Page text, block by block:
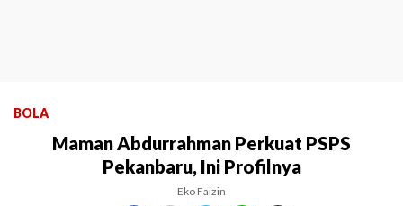
BOLA
Maman Abdurrahman Perkuat PSPS
Pekanbaru, Ini Profilnya
Eko Faizin